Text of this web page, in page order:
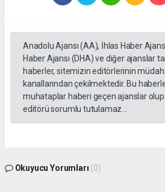
Anadolu Ajansı (AA), İhlas Haber
Haber Ajansı (DHA) ve diğer ajanslar
haberler, sitemizin editörlerinin
kanallarından çekilmektedir. Bu
muhataplar haberi geçen ajanslar
editörü sorumlu tutulamaz...
Okuyucu Yorumları (0)